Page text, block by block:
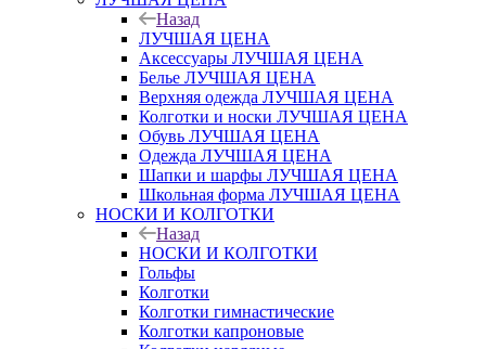
Назад
ЛУЧШАЯ ЦЕНА
Аксессуары ЛУЧШАЯ ЦЕНА
Белье ЛУЧШАЯ ЦЕНА
Верхняя одежда ЛУЧШАЯ ЦЕНА
Колготки и носки ЛУЧШАЯ ЦЕНА
Обувь ЛУЧШАЯ ЦЕНА
Одежда ЛУЧШАЯ ЦЕНА
Шапки и шарфы ЛУЧШАЯ ЦЕНА
Школьная форма ЛУЧШАЯ ЦЕНА
НОСКИ И КОЛГОТКИ
Назад
НОСКИ И КОЛГОТКИ
Гольфы
Колготки
Колготки гимнастические
Колготки капроновые